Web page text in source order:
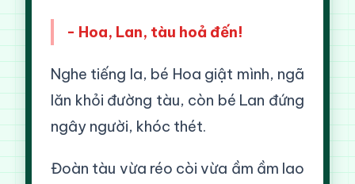
- Hoa, Lan, tàu hoả đến!
Nghe tiếng la, bé Hoa giật mình, ngã
lăn khỏi đường tàu, còn bé Lan đứng
ngây người, khóc thét.
Đoàn tàu vừa réo còi vừa ầm ầm lao